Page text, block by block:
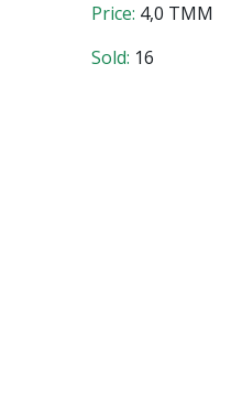
Price: 4,0 TMM
Sold: 16